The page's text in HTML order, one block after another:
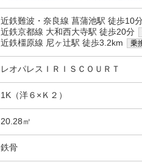
近鉄難波・奈良線 菖蒲池駅 徒歩10
近鉄京都線 大和西大寺駅 徒歩20分
近鉄橿原線 尼ヶ辻駅 徒歩3.2km 乗
レオパレスＩＲＩＳＣＯＵＲＴ
1K（洋６×Ｋ２）
20.28㎡
鉄骨